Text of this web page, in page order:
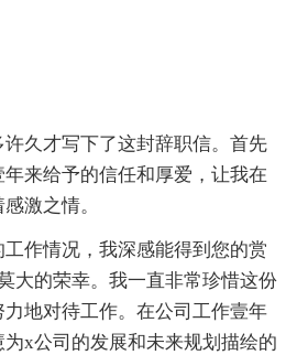
久才写下了这封辞职信。首先
来给予的信任和厚爱，让我在
激之情。
作情况，我深感能得到您的赏
大的荣幸。我一直非常珍惜这份
地对待工作。在公司工作壹年
x公司的发展和未来规划描绘的